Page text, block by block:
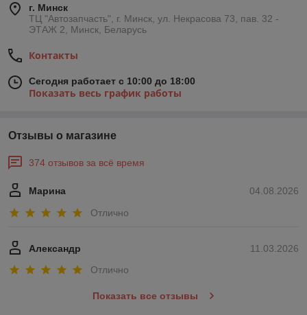
г. Минск
ТЦ "Автозапчасть", г. Минск, ул. Некрасова 73, пав. 32 -
ЭТАЖ 2, Минск, Беларусь
Контакты
Сегодня работает с 10:00 до 18:00
Показать весь график работы
Отзывы о магазине
374 отзывов за всё время
04.08.2026
Марина
Отлично
11.03.2026
Александр
Отлично
Показать все отзывы